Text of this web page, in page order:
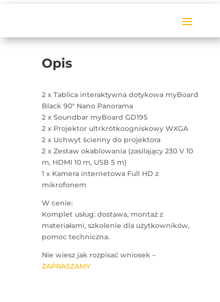
Opis
2 x Tablica interaktywna dotykowa myBoard
Black 90″ Nano Panorama
2 x Soundbar myBoard GD19S
2 x Projektor ultrkrótkoogniskowy WXGA
2 x Uchwyt ścienny do projektora
2 x Zestaw okablowania (zasilający 230 V 10
m, HDMI 10 m, USB 5 m)
1 x Kamera internetowa Full HD z
mikrofonem
W cenie:
Komplet usług: dostawa, montaż z
materiałami, szkolenie dla użytkowników,
pomoc techniczna.
Nie wiesz jak rozpisać wniosek –
ZAPRASZAMY